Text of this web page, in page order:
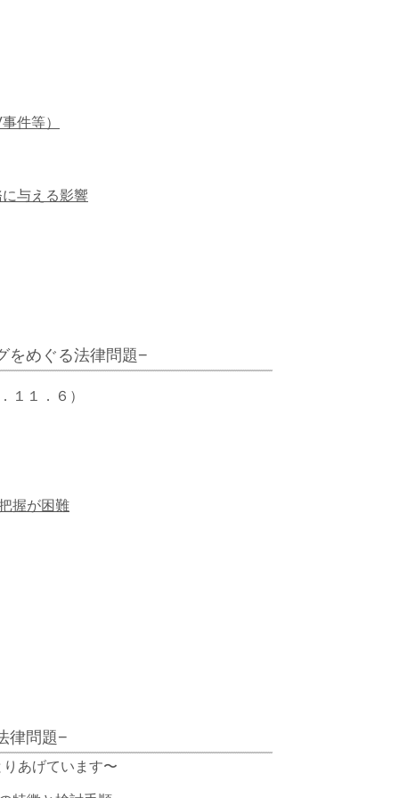
件等）
与える影響
をめぐる法律問題−
１１．６）
握が困難
律問題−
あげています〜